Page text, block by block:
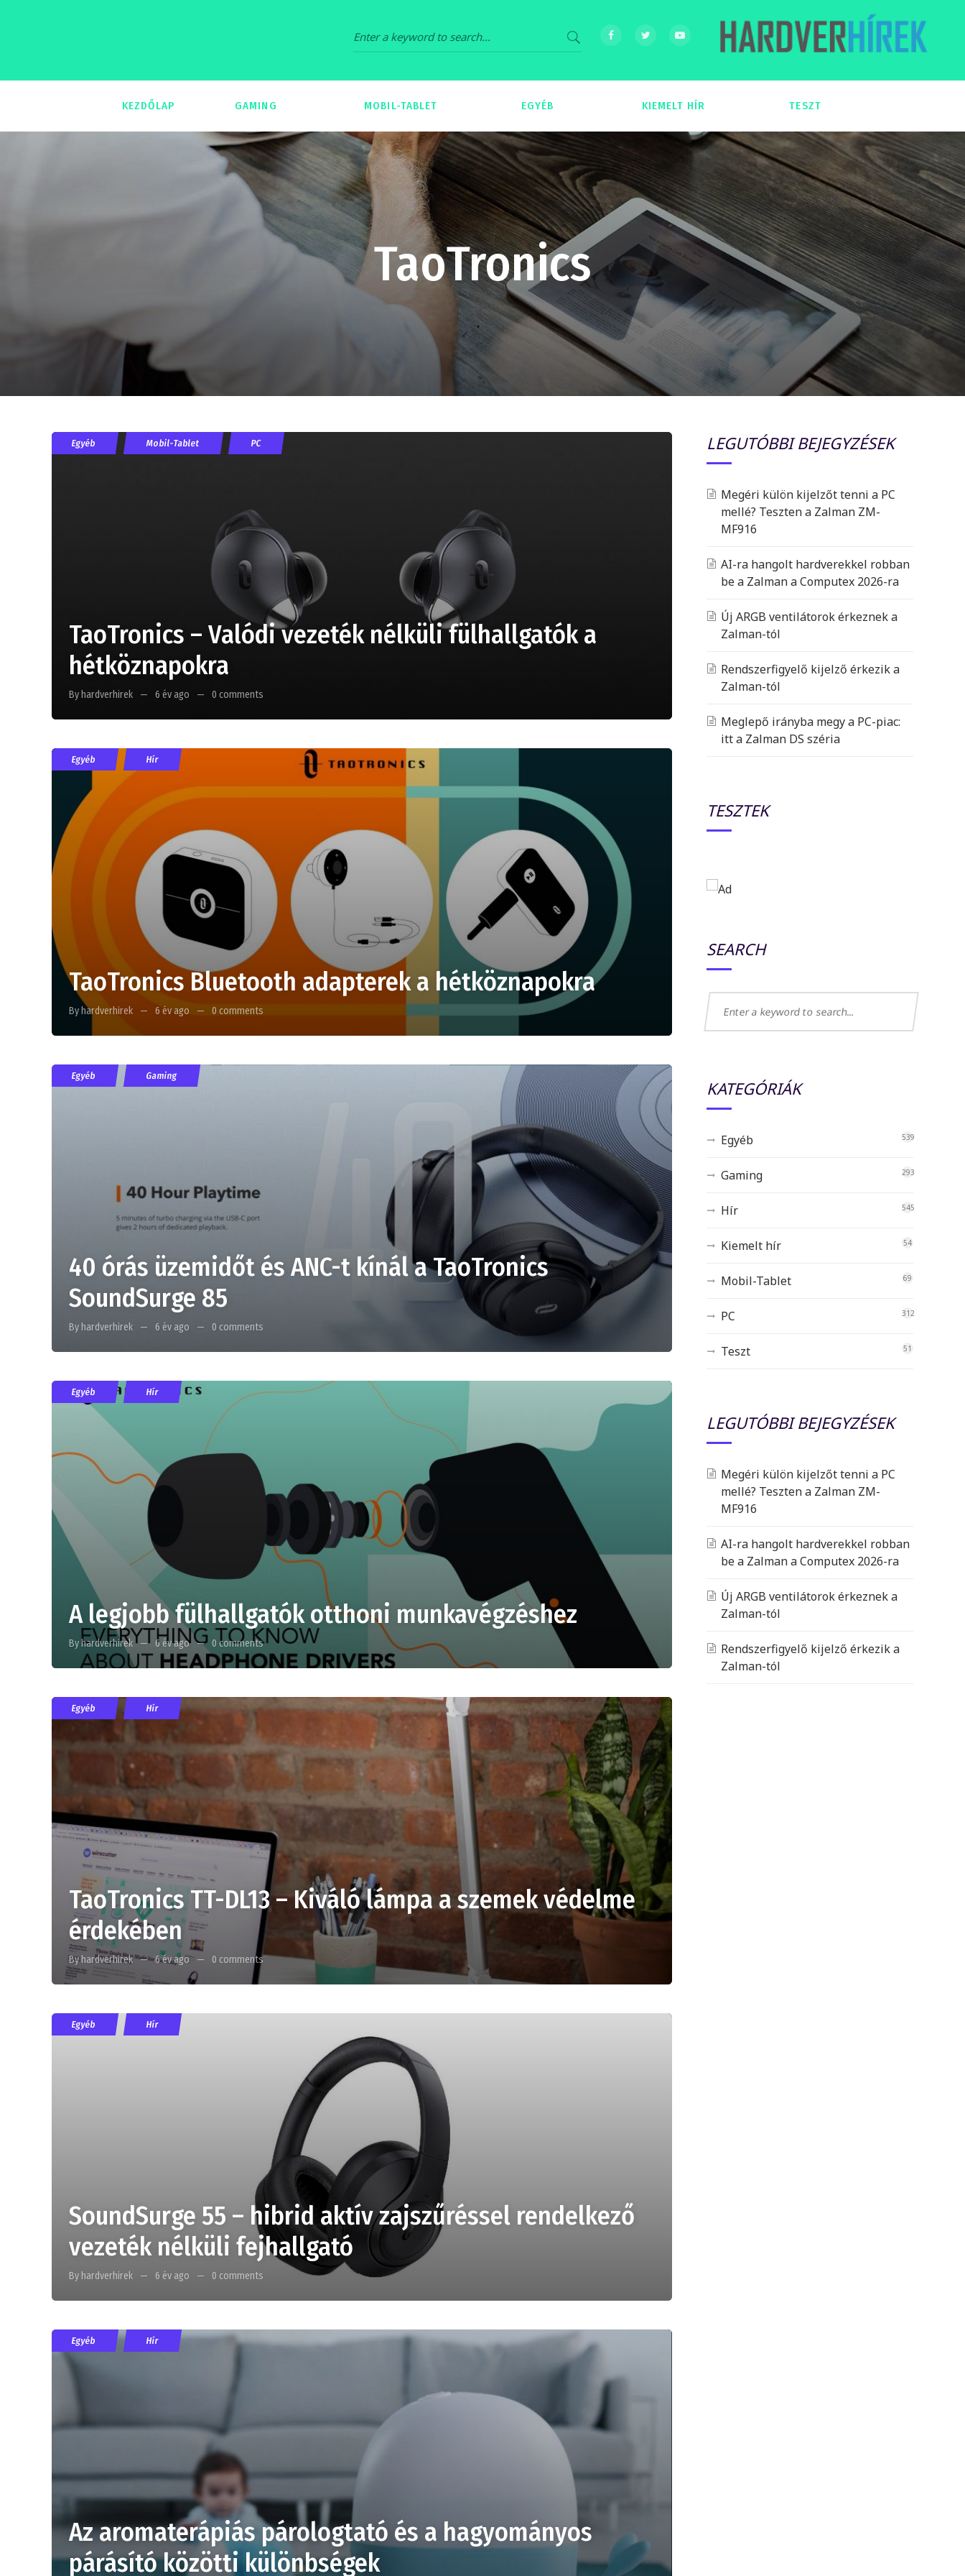
KEZDŐLAP GAMING MOBIL-TABLET EGYÉB KIEMELT HÍR TESZT
TaoTronics
Egyéb Mobil-Tablet PC
TaoTronics – Valódi vezeték nélküli fülhallgatók a
hétköznapokra
By hardverhirek 6 év ago 0 comments
Egyéb Hír
TaoTronics Bluetooth adapterek a hétköznapokra
By hardverhirek 6 év ago 0 comments
Egyéb Gaming
40 órás üzemidőt és ANC-t kínál a TaoTronics
SoundSurge 85
By hardverhirek 6 év ago 0 comments
Egyéb Hír
A legjobb fülhallgatók otthoni munkavégzéshez
By hardverhirek 6 év ago 0 comments
Egyéb Hír
TaoTronics TT-DL13 – Kiváló lámpa a szemek védelme
érdekében
By hardverhirek 6 év ago 0 comments
Egyéb Hír
SoundSurge 55 – hibrid aktív zajszűréssel rendelkező
vezeték nélküli fejhallgató
By hardverhirek 6 év ago 0 comments
Egyéb Hír
Az aromaterápiás párologtató és a hagyományos
párásító közötti különbségek
LEGUTÓBBI BEJEGYZÉSEK
Megéri külön kijelzőt tenni a PC
mellé? Teszten a Zalman ZM-
MF916
AI-ra hangolt hardverekkel robban
be a Zalman a Computex 2026-ra
Új ARGB ventilátorok érkeznek a
Zalman-tól
Rendszerfigyelő kijelző érkezik a
Zalman-tól
Meglepő irányba megy a PC-piac:
itt a Zalman DS széria
TESZTEK
SEARCH
KATEGÓRIÁK
Egyéb 539
Gaming 293
Hír 545
Kiemelt hír 54
Mobil-Tablet 69
PC 312
Teszt 51
LEGUTÓBBI BEJEGYZÉSEK
Megéri külön kijelzőt tenni a PC
mellé? Teszten a Zalman ZM-
MF916
AI-ra hangolt hardverekkel robban
be a Zalman a Computex 2026-ra
Új ARGB ventilátorok érkeznek a
Zalman-tól
Rendszerfigyelő kijelző érkezik a
Zalman-tól